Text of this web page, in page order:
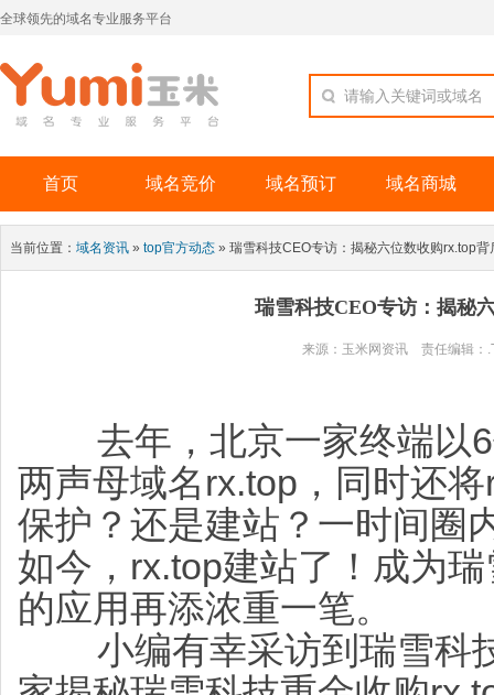
全球领先的域名专业服务平台
请输入关键词或域名
首页 域名竞价 域名预订 域名商城
当前位置： 域名资讯 » top官方动态 » 瑞雪科技CEO专访：揭秘六位数收购rx.top背
瑞雪科技CEO专访：揭秘
来源：玉米网资讯 责任编辑
去年，北京一家终端以6
两声母域名rx.top，同时还
保护？还是建站？一时间圈
如今，rx.top建站了！成为
的应用再添浓重一笔。
小编有幸采访到瑞雪科